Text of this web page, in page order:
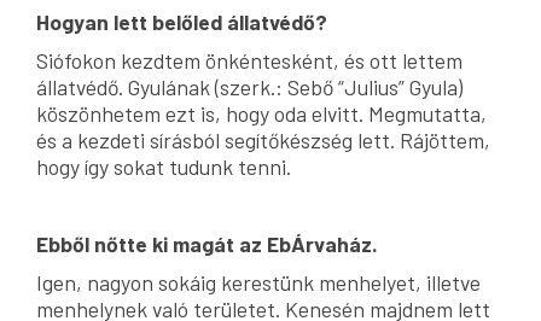
Hogyan lett belőled állatvédő?
Siófokon kezdtem önkéntesként, és ott lettem
állatvédő. Gyulának (szerk.: Sebő “Julius” Gyula)
köszönhetem ezt is, hogy oda elvitt. Megmutatta,
és a kezdeti sírásból segítőkészség lett. Rájöttem,
hogy így sokat tudunk tenni.
Ebből nőtte ki magát az EbÁrvaház.
Igen, nagyon sokáig kerestünk menhelyet, illetve
menhelynek való területet. Kenesén majdnem lett